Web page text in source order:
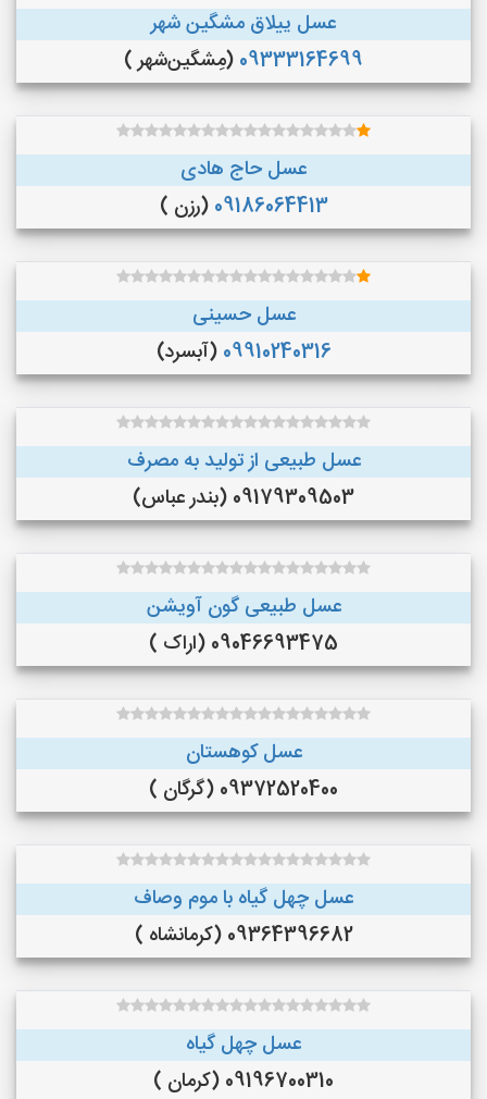
عسل ییلاق مشگین شهر
09333164699 (مِشگین‌شهر )
عسل حاج هادی
09186064413 (رزن )
عسل حسینی
09910240316 (آبسرد)
عسل طبیعی از تولید به مصرف
09179309503 (بندر عباس)
عسل طبیعی گون آویشن
09046693475 (اراک )
عسل کوهستان
09372520400 (گرگان )
عسل چهل گیاه با موم وصاف
09364396682 (کرمانشاه )
عسل چهل گیاه
09196700310 (کرمان )